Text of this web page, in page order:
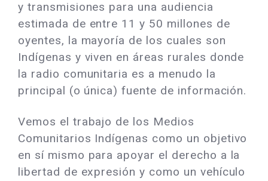
y transmisiones para una audiencia
estimada de entre 11 y 50 millones de
oyentes, la mayoría de los cuales son
Indígenas y viven en áreas rurales donde
la radio comunitaria es a menudo la
principal (o única) fuente de información.
Vemos el trabajo de los Medios
Comunitarios Indígenas como un objetivo
en sí mismo para apoyar el derecho a la
libertad de expresión y como un vehículo